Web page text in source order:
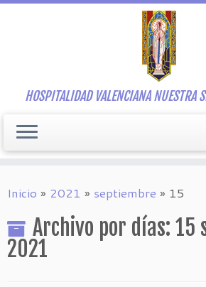
Saltar
HOSPITALIDAD VALENCIANA NUESTRA
Inicio » 2021 » septiembre » 15
Archivo por días: 15
2021